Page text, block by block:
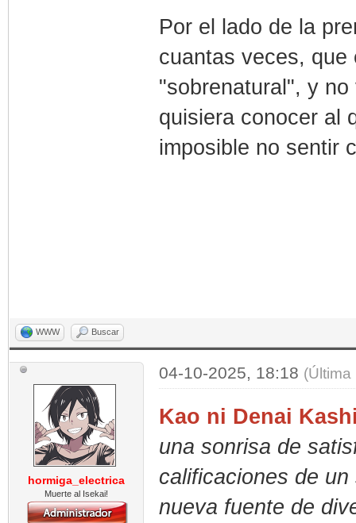
Por el lado de la
cuantas veces,
"sobrenatural", y
quisiera conocer al
imposible no sentir
WWW Buscar
hormiga_electrica
Muerte al Isekai!
04-10-2025, 18:18
Kao ni Denai
una sonrisa de
calificaciones de
nueva fuente de